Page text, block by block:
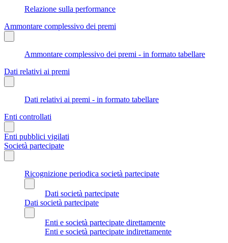
Relazione sulla performance
Ammontare complessivo dei premi
Ammontare complessivo dei premi - in formato tabellare
Dati relativi ai premi
Dati relativi ai premi - in formato tabellare
Enti controllati
Enti pubblici vigilati
Società partecipate
Ricognizione periodica società partecipate
Dati società partecipate
Dati società partecipate
Enti e società partecipate direttamente
Enti e società partecipate indirettamente